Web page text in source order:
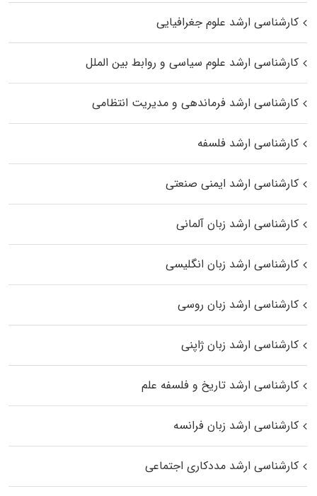
کارشناسی ارشد علوم جغرافیایی
کارشناسی ارشد علوم سیاسی و روابط بین الملل
کارشناسی ارشد فرماندهی و مدیریت انتظامی
کارشناسی ارشد فلسفه
کارشناسی ارشد ایمنی صنعتی
کارشناسی ارشد زبان آلمانی
کارشناسی ارشد زبان انگلیسی
کارشناسی ارشد زبان روسی
کارشناسی ارشد زبان ژاپنی
کارشناسی ارشد تاریخ و فلسفه علم
کارشناسی ارشد زبان فرانسه
کارشناسی ارشد مددکاری اجتماعی